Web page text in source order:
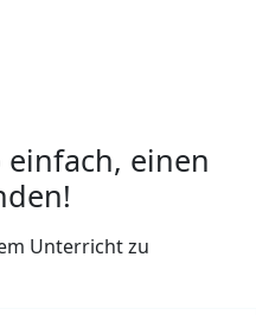
einfach, einen
Unterricht zu